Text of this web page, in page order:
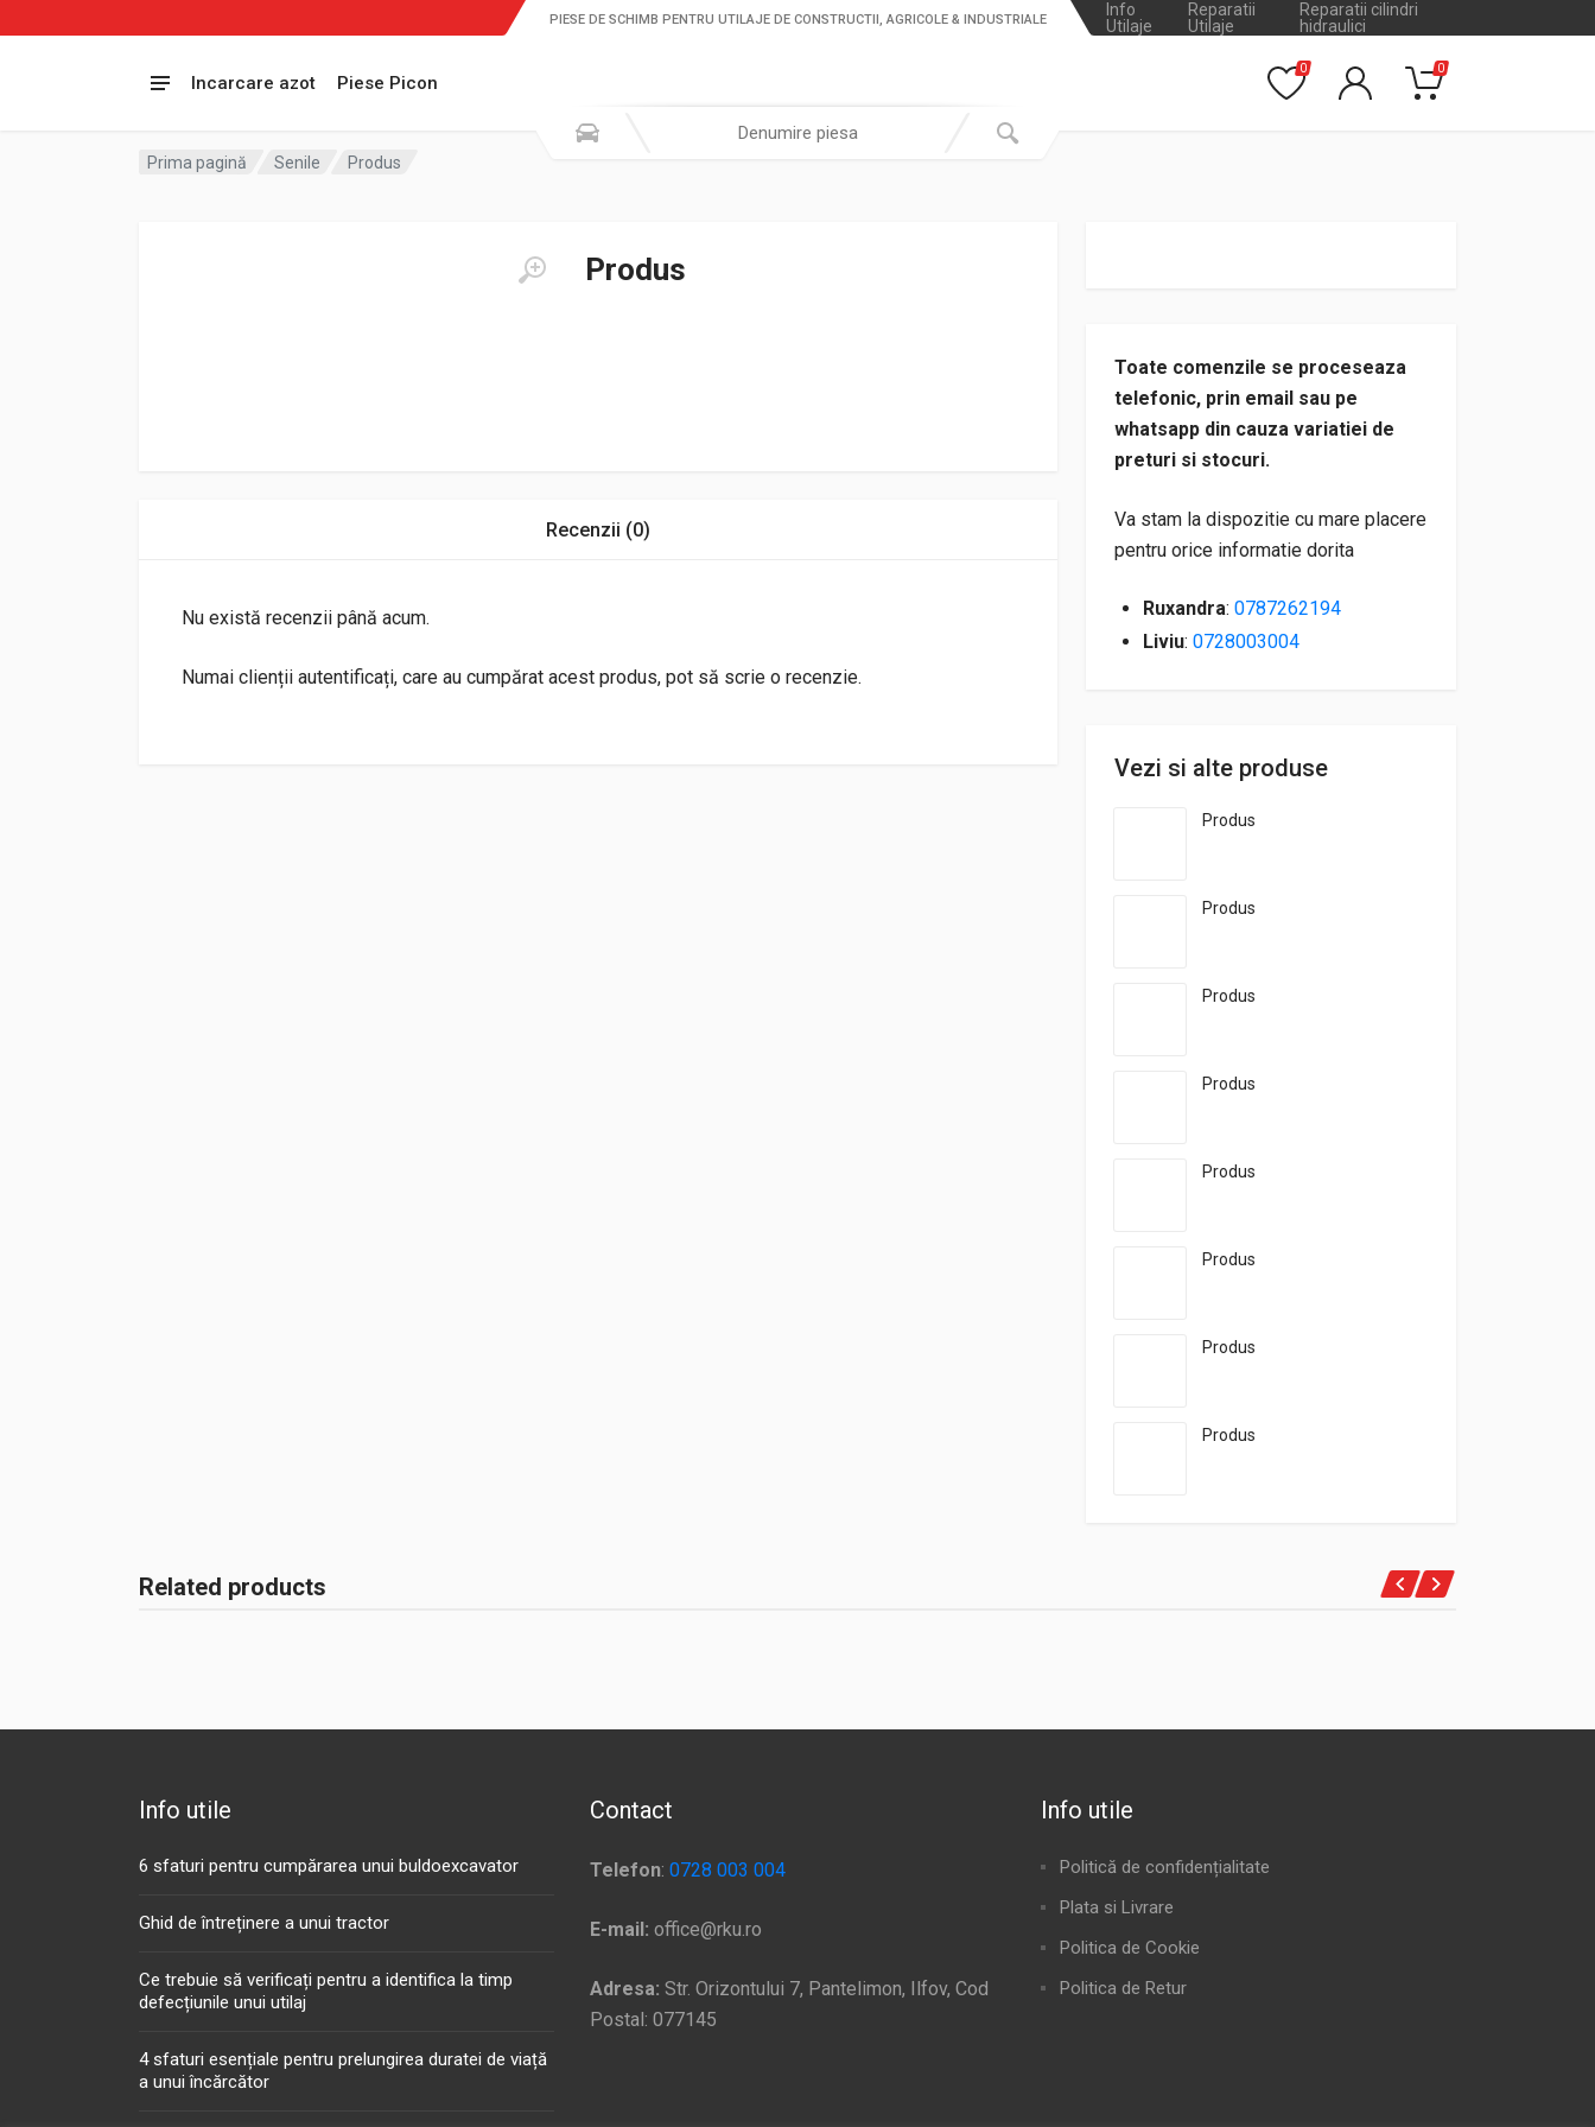
Info
Utilaje
Reparatii
Utilaje
Reparatii cilindri
hidraulici
Incarcare azot Piese Picon
PIESE DE SCHIMB PENTRU UTILAJE DE CONSTRUCTII, AGRICOLE & INDUSTRIALE
0 0
Prima pagină Senile Produs
Produs
Toate comenzile se proceseaza
telefonic, prin email sau pe
whatsapp din cauza variatiei de
preturi si stocuri.
Va stam la dispozitie cu mare placere
pentru orice informatie dorita
Ruxandra: 0787262194
Liviu: 0728003004
Vezi si alte produse
Produs
Produs
Produs
Produs
Produs
Produs
Produs
Produs
Recenzii (0)
Nu există recenzii până acum.
Numai clienții autentificați, care au cumpărat acest produs, pot să scrie o recenzie.
Related products
Info utile
6 sfaturi pentru cumpărarea unui buldoexcavator
Ghid de întreținere a unui tractor
Ce trebuie să verificați pentru a identifica la timp
defecțiunile unui utilaj
4 sfaturi esențiale pentru prelungirea duratei de viață
a unui încărcător
Contact
Telefon: 0728 003 004
E-mail: office@rku.ro
Adresa: Str. Orizontului 7, Pantelimon, Ilfov, Cod
Postal: 077145
Info utile
Politică de confidențialitate
Plata si Livrare
Politica de Cookie
Politica de Retur